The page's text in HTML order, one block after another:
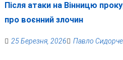
Після атаки на Вінницю
про воєнний злочин
25 Березня, 2026 Павло